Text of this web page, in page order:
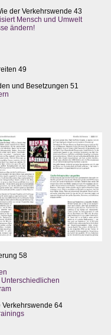
der Verkehrswende 43
Mensch und Umwelt
ändern!
49
und Besetzungen 51
58
Verkehrswende 64